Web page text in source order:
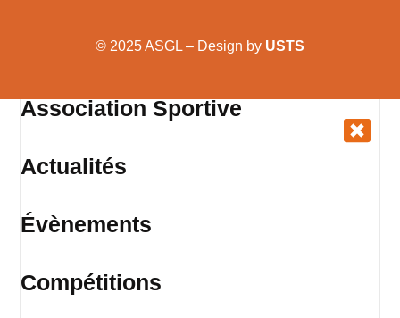
© 2025 ASGL – Design by USTS
Association Sportive
Actualités
Évènements
Compétitions